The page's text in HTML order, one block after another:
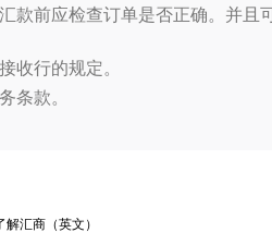
款前应检查订单是否正确。并
收行的规定。
条款。
解汇商（英文）